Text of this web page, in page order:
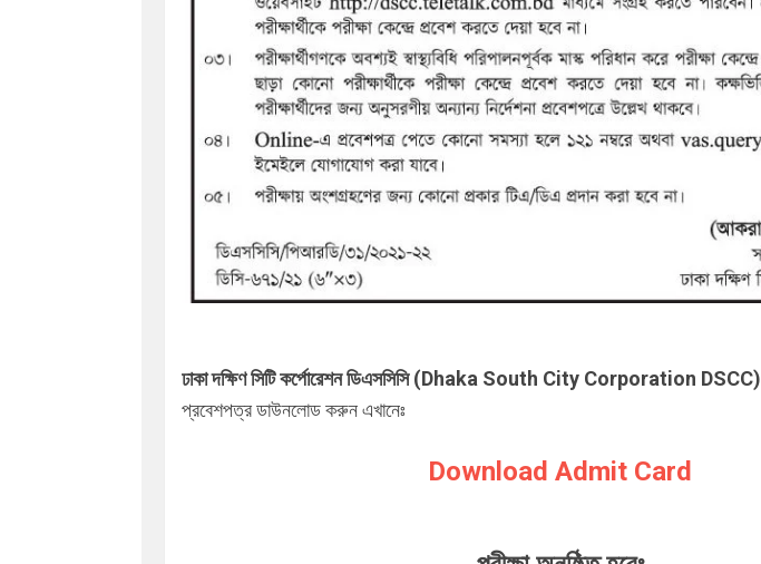
ঢাকা দক্ষিণ সিটি কর্পোরেশন ডিএসসিসি (Dhaka South City Corporation DSCC)
প্রবেশপত্র ডাউনলোড করুন এখানেঃ
Download Admit Card